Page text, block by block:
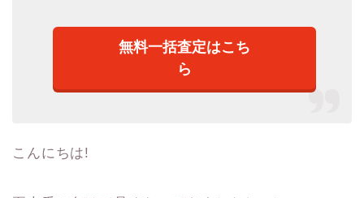
無料一括査定はこち
ら
こんにちは!